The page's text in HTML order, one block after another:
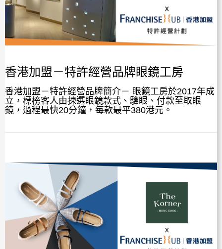
香港加盟－特許經營品牌眼鏡工房
香港加盟－特許經營品牌簡介－ 眼鏡工房於2017年成
立，標榜客人由揀選眼鏡款式、驗眼、付款至取眼
鏡，過程最快20分鐘，每款最平380港元。